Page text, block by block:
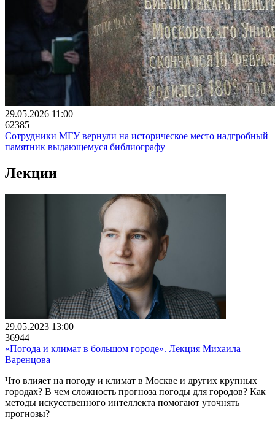
29.05.2026 11:00
62385
Сотрудники МГУ вернули на историческое место надгробный
памятник выдающемуся библиографу
Лекции
29.05.2023 13:00
36944
«Погода и климат в большом городе». Лекция Михаила
Варенцова
Что влияет на погоду и климат в Москве и других крупных
городах? В чем сложность прогноза погоды для городов? Как
методы искусственного интеллекта помогают уточнять
прогнозы?